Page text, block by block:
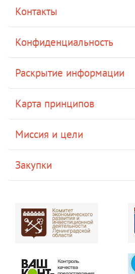
Контакты
Конфиденциальность
Раскрытие информации
Карта принципов
Миссия и цели
Закупки